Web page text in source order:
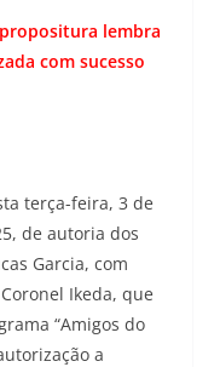
lembra
com sucesso
terça-feira, 3 de
de autoria dos
Garcia, com
Ikeda, que
“Amigos do
a